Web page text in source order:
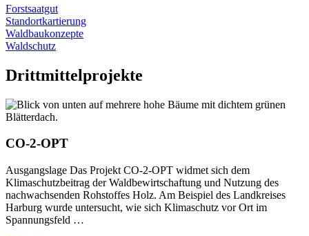
Forstsaatgut
Standortkartierung
Waldbaukonzepte
Waldschutz
Drittmittelprojekte
CO-2-OPT
Ausgangslage Das Projekt CO-2-OPT widmet sich dem
Klimaschutzbeitrag der Waldbewirtschaftung und Nutzung des
nachwachsenden Rohstoffes Holz. Am Beispiel des Landkreises
Harburg wurde untersucht, wie sich Klimaschutz vor Ort im
Spannungsfeld …